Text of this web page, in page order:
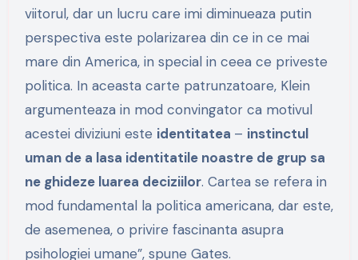
viitorul, dar un lucru care imi diminueaza putin
perspectiva este polarizarea din ce in ce mai
mare din America, in special in ceea ce priveste
politica. In aceasta carte patrunzatoare, Klein
argumenteaza in mod convingator ca motivul
acestei diviziuni este identitatea – instinctul
uman de a lasa identitatile noastre de grup sa
ne ghideze luarea deciziilor. Cartea se refera in
mod fundamental la politica americana, dar este,
de asemenea, o privire fascinanta asupra
psihologiei umane”, spune Gates.